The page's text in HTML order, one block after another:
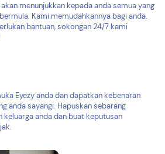
menunjukkan kepada anda semua yang
Kami memudahkannya bagi anda.
bantuan, sokongan 24/7 kami
Eyezy anda dan dapatkan kebenaran
anda sayangi. Hapuskan sebarang
keluarga anda dan buat keputusan